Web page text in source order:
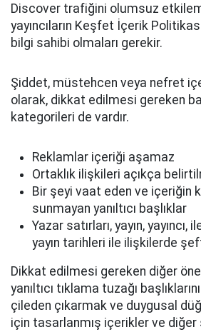
Discover trafiğini olumsuz
yayıncıların Keşfet İçerik
bilgi sahibi olmaları gerekir.
Şiddet, müstehcen veya nefret
olarak, dikkat edilmesi gereken
kategorileri de vardır.
Reklamlar içeriği aşamaz
Ortaklık ilişkileri açıkça
Bir şeyi vaat eden ve içeriğin
sunmayan yanıltıcı başlıklar
Yazar satırları, yayın,
yayın tarihleri ​​ile ilişkilerde
Dikkat edilmesi gereken diğer
yanıltıcı tıklama tuzağı
çileden çıkarmak ve duygusal
için tasarlanmış içerikler ve diğer